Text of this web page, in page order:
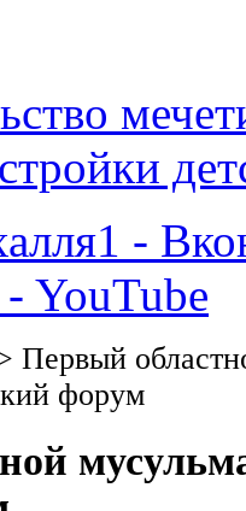
-
YouTube
Первый
форум